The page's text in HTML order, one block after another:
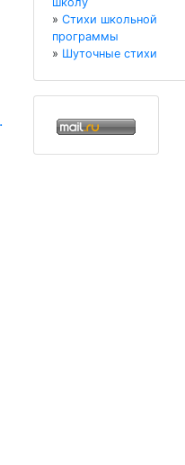
» Стихи школьной
программы
» Шуточные стихи